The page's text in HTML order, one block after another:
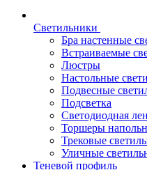
Светильники
Бра настенные
Встраиваемые
Люстры
Настольные
Подвесные
Подсветка
Светодиодная
Торшеры
Трековые
Уличные
Теневой профиль